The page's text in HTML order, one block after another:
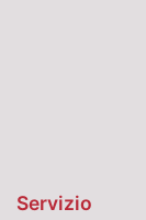
Servizio